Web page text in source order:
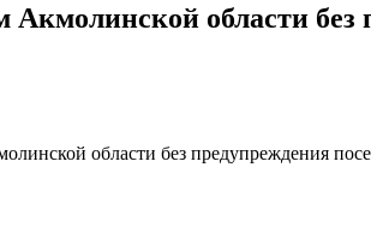
области без